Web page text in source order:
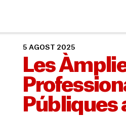
5 AGOST 2025
Les
Públiques